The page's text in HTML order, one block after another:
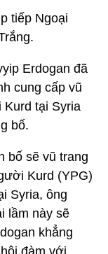
tiếp Ngoại
Erdogan đã
cung cấp vũ
Kurd tại Syria
bố.
bố sẽ vũ trang
Kurd (YPG)
Syria, ông
lầm này sẽ
khẳng
đàm với